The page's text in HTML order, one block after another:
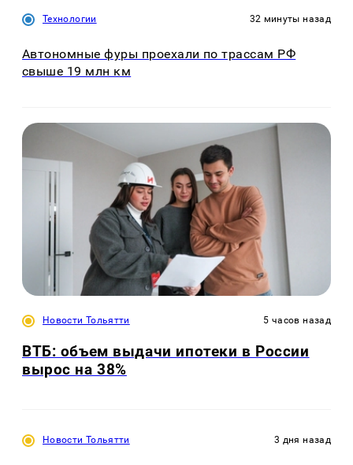
Технологии 32 минуты назад
Автономные фуры проехали по трассам РФ
свыше 19 млн км
Новости Тольятти 5 часов назад
ВТБ: объем выдачи ипотеки в России
вырос на 38%
Новости Тольятти 3 дня назад